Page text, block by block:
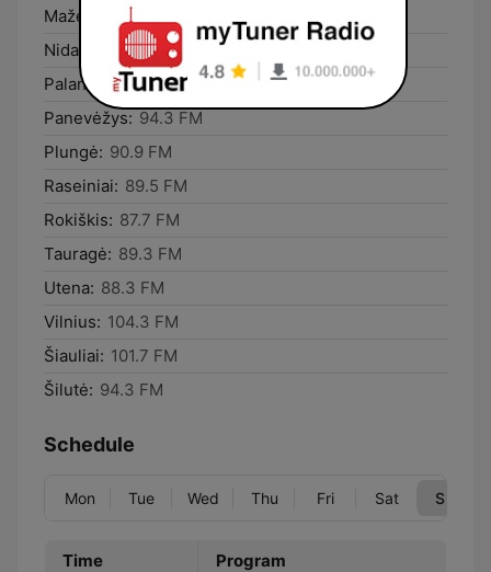
Mažeikiai:
106,8
Nida:
Palanga:
87.5 FM
Panevėžys: 94.3 FM
Plungė: 90.9 FM
Raseiniai: 89.5 FM
Rokiškis: 87.7 FM
Tauragė: 89.3 FM
Utena: 88.3 FM
Vilnius: 104.3 FM
Šiauliai: 101.7 FM
Šilutė: 94.3 FM
Schedule
Mon Tue Wed Thu Fri Sat Sun
Time Program